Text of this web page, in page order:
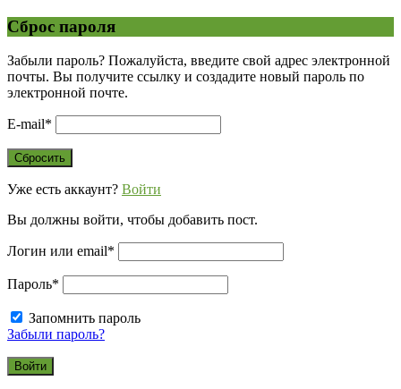
Сброс пароля
Забыли пароль? Пожалуйста, введите свой адрес электронной
почты. Вы получите ссылку и создадите новый пароль по
электронной почте.
E-mail*
Уже есть аккаунт? Войти
Вы должны войти, чтобы добавить пост.
Логин или email*
Пароль*
Запомнить пароль
Забыли пароль?